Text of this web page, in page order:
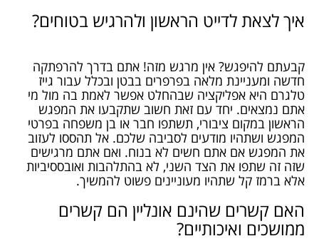
איך לצאת לדייט הראשון ולהרגיש בטוחים?
קבעתם להיפגש? אין מרגש מזה! אתם בדרך להרפתקה
חדשה ומעניינת מלאה בפרפרים בבטן ובכלל עבור גייז
טלגרם היא אפליקציה שבהחלט אפשר לאמת בה מול מי
אתם נמצאים. יחד עם זאת חשוב שתקבעו את המפגש
הראשון במקום ציבורי, תשתפו חבר או בן משפחה בפרטי
המפגש ושתהיו מודעים לסביבה שלכם. אל תהססו לעזוב
את המפגש אם אתם חשים לא בנוח. ואם אתם מרגישים
שזה זה שתפו את הצד השני, לא בהתלהבות ואובססיביות
אלא ברמז קל שתהיו מעוניינים פשוט להמשיך.
האם קשרים שהינם אונליין הם קשרים
ממושכים ואיכותיים?